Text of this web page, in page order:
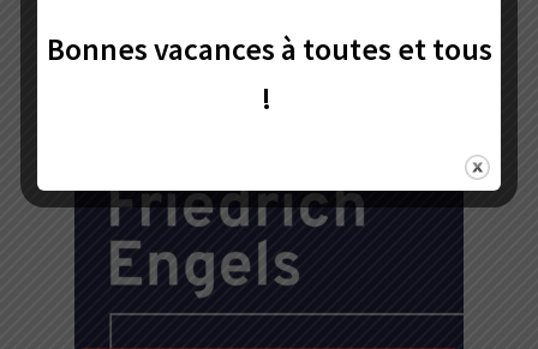
Bonnes vacances à toutes et tous
!